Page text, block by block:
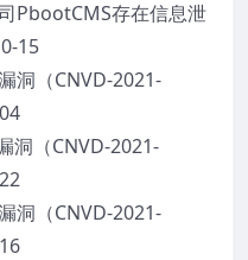
PbootCMS存在信息泄
15
洞（CNVD-2021-
洞（CNVD-2021-
洞（CNVD-2021-